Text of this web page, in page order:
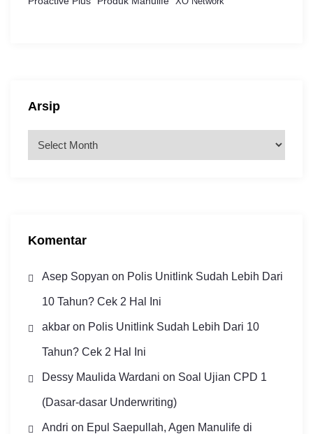
Arsip
Komentar
Asep Sopyan on Polis Unitlink Sudah Lebih Dari
10 Tahun? Cek 2 Hal Ini
akbaron Polis Unitlink Sudah Lebih Dari 10
Tahun? Cek 2 Hal Ini
Dessy Maulida Wardani on Soal Ujian CPD 1
(Dasar-dasar Underwriting)
Andri on Epul Saepullah, Agen Manulife di